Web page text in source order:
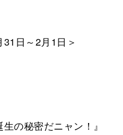
日～2月1日＞
の秘密だニャン！』